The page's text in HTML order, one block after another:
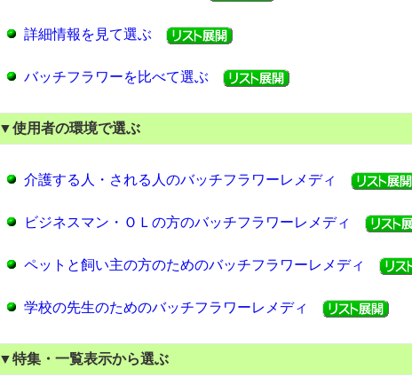
詳細情報を見て選ぶ
バッチフラワーを比べて選ぶ
▼使用者の環境で選ぶ
介護する人・される人のバッチフラワーレメディ
ビジネスマン・ＯＬの方のバッチフラワーレメディ
ペットと飼い主の方のためのバッチフラワーレメディ
学校の先生のためのバッチフラワーレメディ
▼特集・一覧表示から選ぶ